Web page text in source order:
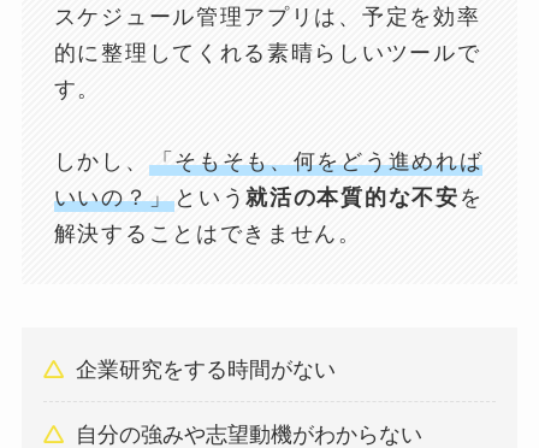
スケジュール管理アプリは、予定を効率
的に整理してくれる素晴らしいツールで
す。
しかし、 「そもそも、何をどう進めれば
いいの？」 という就活の本質的な不安 を
解決することはできません。
企業研究をする時間がない
自分の強みや志望動機がわからない